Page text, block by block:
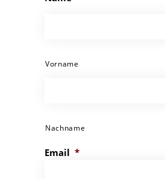
Vorname
Nachname
Email *